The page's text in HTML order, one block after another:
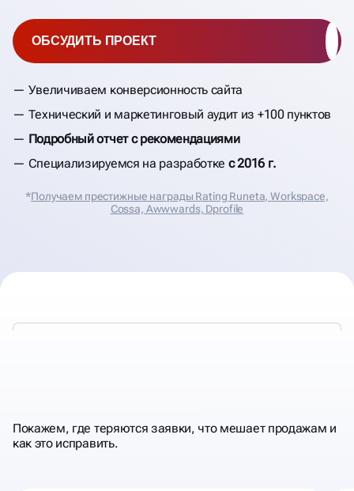
Увеличиваем конверсионность сайта
Технический и маркетинговый аудит из +100 пунктов
Подробный отчет с рекомендациями
Специализируемся на разработке с 2016 г.
ОБСУДИТЬ ПРОЕКТ
*Получаем престижные награды Rating Runeta, Workspace,
Cossa, Аwwwards, Dprofile
ОБРАТИТЬСЯ
Покажем, где теряются заявки, что мешает продажам и
как это исправить.